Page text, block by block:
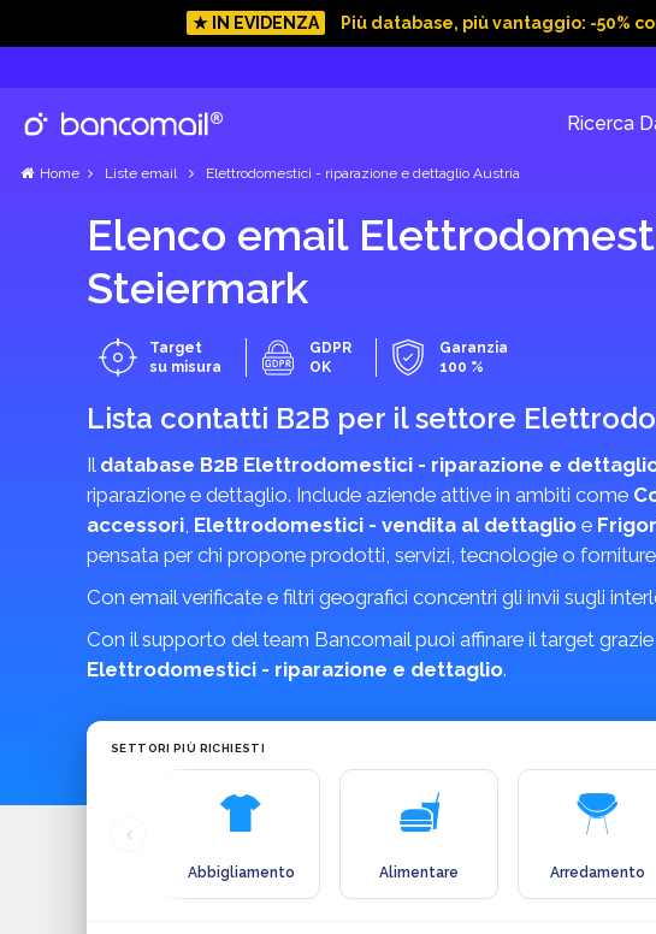
★ IN EVIDENZA Più database, più vantaggio: -50%
Ricerca
Home Liste email Elettrodomestici - riparazione e dettaglio Austria
Elenco email
Steiermark
Target
su misura
GDPR
OK
Garanzia
100 %
Lista contatti B2B per il settore
Il database B2B Elettrodomestici - riparazione e
riparazione e dettaglio. Include aziende attive in ambiti come
accessori, Elettrodomestici - vendita al dettaglio e
pensata per chi propone prodotti, servizi, tecnologie o
Con email verificate e filtri geografici concentri gli invii sugli
Con il supporto del team Bancomail puoi affinare il target
Elettrodomestici - riparazione e dettaglio.
SETTORI PIÙ RICHIESTI
Abbigliamento Alimentare Arredamento